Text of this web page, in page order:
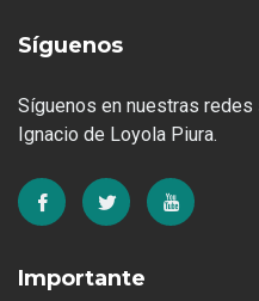
Síguenos
Síguenos en nuestras
Ignacio de Loyola Piura.
Importante